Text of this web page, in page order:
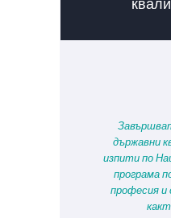
държавни
изпити по
програма
професия